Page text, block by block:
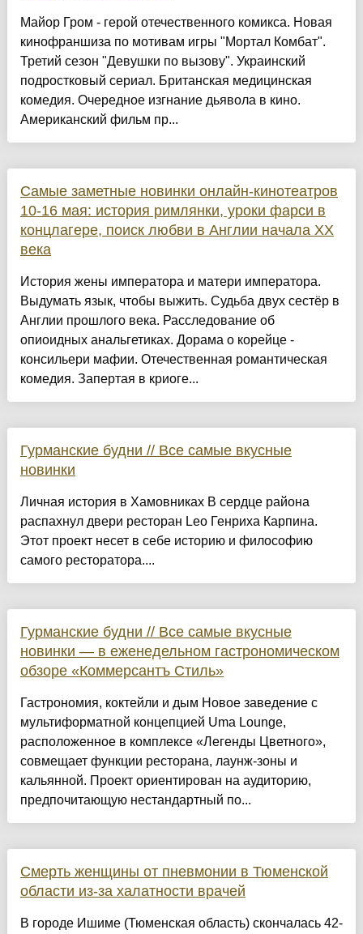
Майор Гром - герой отечественного комикса. Новая
кинофраншиза по мотивам игры "Мортал Комбат".
Третий сезон "Девушки по вызову". Украинский
подростковый сериал. Британская медицинская
комедия. Очередное изгнание дьявола в кино.
Американский фильм пр...
Самые заметные новинки онлайн-кинотеатров
10-16 мая: история римлянки, уроки фарси в
концлагере, поиск любви в Англии начала XX
века
История жены императора и матери императора.
Выдумать язык, чтобы выжить. Судьба двух сестёр в
Англии прошлого века. Расследование об
опиоидных анальгетиках. Дорама о корейце -
консильери мафии. Отечественная романтическая
комедия. Запертая в криоге...
Гурманские будни // Все самые вкусные
новинки
Личная история в Хамовниках В сердце района
распахнул двери ресторан Leo Генриха Карпина.
Этот проект несет в себе историю и философию
самого ресторатора....
Гурманские будни // Все самые вкусные
новинки — в еженедельном гастрономическом
обзоре «Коммерсантъ Стиль»
Гастрономия, коктейли и дым Новое заведение с
мультиформатной концепцией Uma Lounge,
расположенное в комплексе «Легенды Цветного»,
совмещает функции ресторана, лаунж-зоны и
кальянной. Проект ориентирован на аудиторию,
предпочитающую нестандартный по...
Смерть женщины от пневмонии в Тюменской
области из-за халатности врачей
В городе Ишиме (Тюменская область) скончалась 42-